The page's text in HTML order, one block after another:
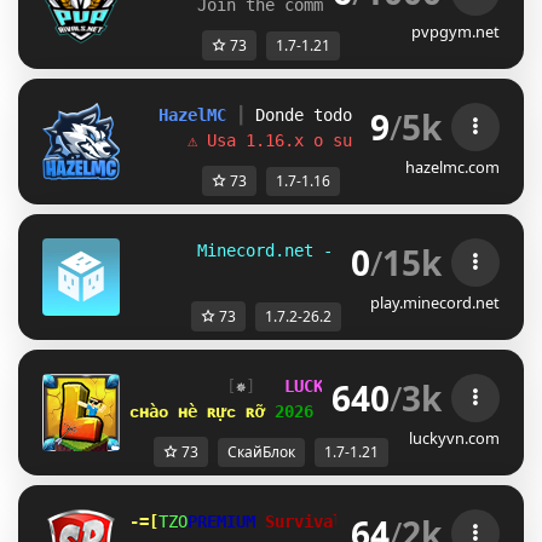
Join the community: discord.gg/
pvpgym.net
73 1.7-1.21
HazelMC Donde todo comenzó
[1.7.x -
⚠ Usa 1.16.x o superior para entrar
9/5k
hazelmc.com
73 1.7-1.16
Minecord.net - [1.7.2
0/15k
play.minecord.net
73 1.7.2-26.2
[✵] LUCKYVN NETWORK VO
ᴄʜàᴏ ʜè ʀựᴄ ʀỡ 2026 ⋆ open ꜱᴋʏʙʟᴏᴄᴋ ᴇʀᴀ
640/3k
luckyvn.com
73 СкайБлок 1.7-1.21
-=[ACEPREMIUM Survival Rolemine ^QP ]=-